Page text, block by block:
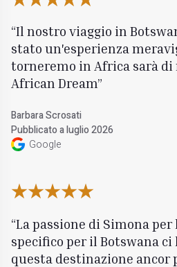
Il nostro viaggio in
stato un'esperienza
torneremo in Africa sarà di
African Dream
Barbara Scrosati
Pubblicato a luglio 2026
Google
La passione di Simona
specifico per il Botswana
questa destinazione ancor